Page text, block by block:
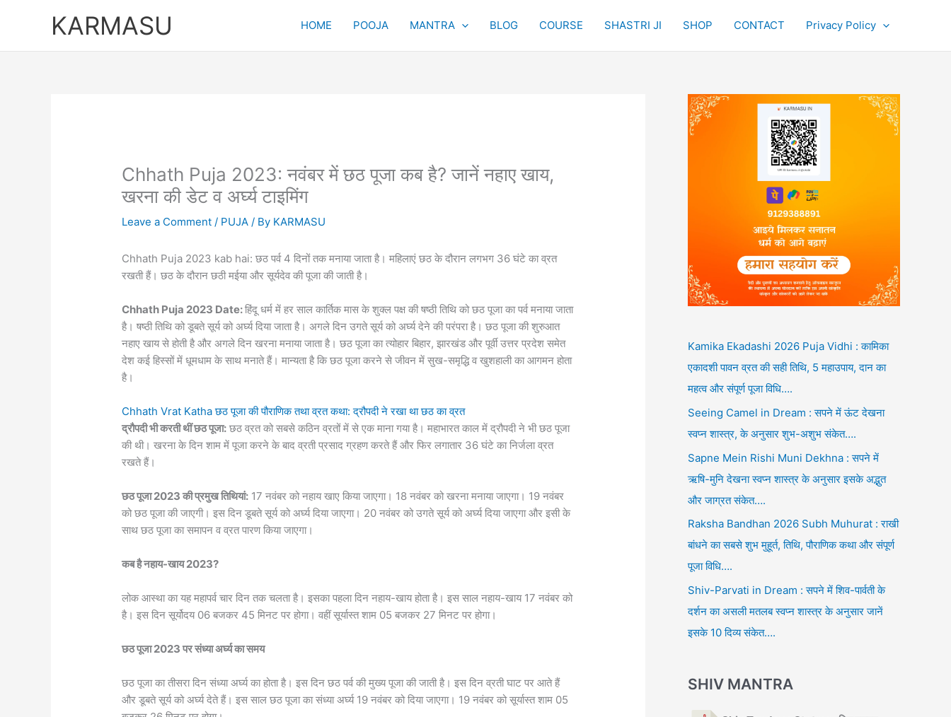
KARMASU HOME POOJA MANTRA BLOG COURSE SHASTRI JI SHOP CONTACT Privacy Policy
Chhath Puja 2023: नवंबर में छठ पूजा कब है? जानें नहाए खाय,
खरना की डेट व अर्घ्य टाइमिंग
Leave a Comment / PUJA / By KARMASU
Chhath Puja 2023 kab hai: छठ पर्व 4 दिनों तक मनाया जाता है। महिलाएं छठ के दौरान लगभग 36 घंटे का व्रत
रखती हैं। छठ के दौरान छठी मईया और सूर्यदेव की पूजा की जाती है।
Chhath Puja 2023 Date:हिंदू धर्म में हर साल कार्तिक मास के शुक्ल पक्ष की षष्ठी तिथि को छठ पूजा का पर्व मनाया जाता
है। षष्ठी तिथि को डूबते सूर्य को अर्घ्य दिया जाता है। अगले दिन उगते सूर्य को अर्घ्य देने की परंपरा है। छठ पूजा की शुरुआत
नहाए खाय से होती है और अगले दिन खरना मनाया जाता है। छठ पूजा का त्योहार बिहार, झारखंड और पूर्वी उत्तर प्रदेश समेत
देश कई हिस्सों में धूमधाम के साथ मनाते हैं। मान्यता है कि छठ पूजा करने से जीवन में सुख-समृद्धि व खुशहाली का आगमन होता
है।
Chhath Vrat Katha छठ पूजा की पौराणिक तथा व्रत कथा: द्रौपदी ने रखा था छठ का व्रत
द्रौपदी भी करती थीं छठ पूजा: छठ व्रत को सबसे कठिन व्रतों में से एक माना गया है। महाभारत काल में द्रौपदी ने भी छठ पूजा
की थी। खरना के दिन शाम में पूजा करने के बाद व्रती प्रसाद ग्रहण करते हैं और फिर लगातार 36 घंटे का निर्जला व्रत
रखते हैं।
छठ पूजा 2023 की प्रमुख तिथियां: 17 नवंबर को नहाय खाए किया जाएगा। 18 नवंबर को खरना मनाया जाएगा। 19 नवंबर
को छठ पूजा की जाएगी। इस दिन डूबते सूर्य को अर्घ्य दिया जाएगा। 20 नवंबर को उगते सूर्य को अर्घ्य दिया जाएगा और इसी के
साथ छठ पूजा का समापन व व्रत पारण किया जाएगा।
कब है नहाय-खाय 2023?
लोक आस्था का यह महापर्व चार दिन तक चलता है। इसका पहला दिन नहाय-खाय होता है। इस साल नहाय-खाय 17 नवंबर को
है। इस दिन सूर्योदय 06 बजकर 45 मिनट पर होगा। वहीं सूर्यास्त शाम 05 बजकर 27 मिनट पर होगा।
छठ पूजा 2023 पर संध्या अर्घ्य का समय
छठ पूजा का तीसरा दिन संध्या अर्घ्य का होता है। इस दिन छठ पर्व की मुख्य पूजा की जाती है। इस दिन व्रती घाट पर आते हैं
और डूबते सूर्य को अर्घ्य देते हैं। इस साल छठ पूजा का संध्या अर्घ्य 19 नवंबर को दिया जाएगा। 19 नवंबर को सूर्यास्त शाम 05
Kamika Ekadashi 2026 Puja Vidhi : कामिका
एकादशी पावन व्रत की सही तिथि, 5 महाउपाय, दान का
महत्व और संपूर्ण पूजा विधि….
Seeing Camel in Dream : सपने में ऊंट देखना
स्वप्न शास्त्र, के अनुसार शुभ-अशुभ संकेत….
Sapne Mein Rishi Muni Dekhna : सपने में
ऋषि-मुनि देखना स्वप्न शास्त्र के अनुसार इसके अद्भुत
और जाग्रत संकेत….
Raksha Bandhan 2026 Subh Muhurat : राखी
बांधने का सबसे शुभ मुहूर्त, तिथि, पौराणिक कथा और संपूर्ण
पूजा विधि….
Shiv-Parvati in Dream : सपने में शिव-पार्वती के
दर्शन का असली मतलब स्वप्न शास्त्र के अनुसार जानें
इसके 10 दिव्य संकेत….
SHIV MANTRA